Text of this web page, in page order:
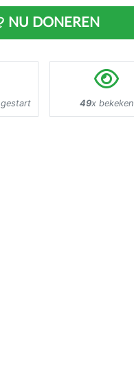
NU DONEREN
gestart 49x bekeken